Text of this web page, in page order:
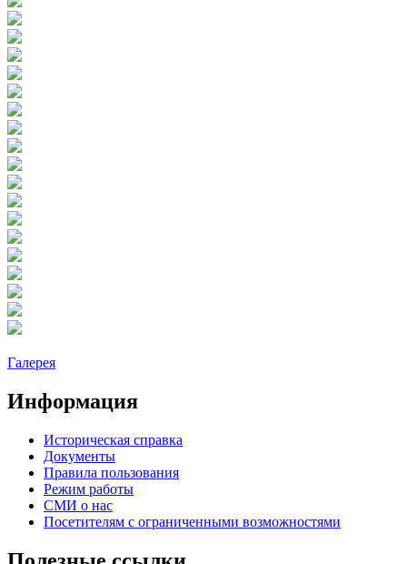
Галерея
Информация
Историческая справка
Документы
Правила пользования
Режим работы
СМИ о нас
Посетителям с ограниченными возможностями